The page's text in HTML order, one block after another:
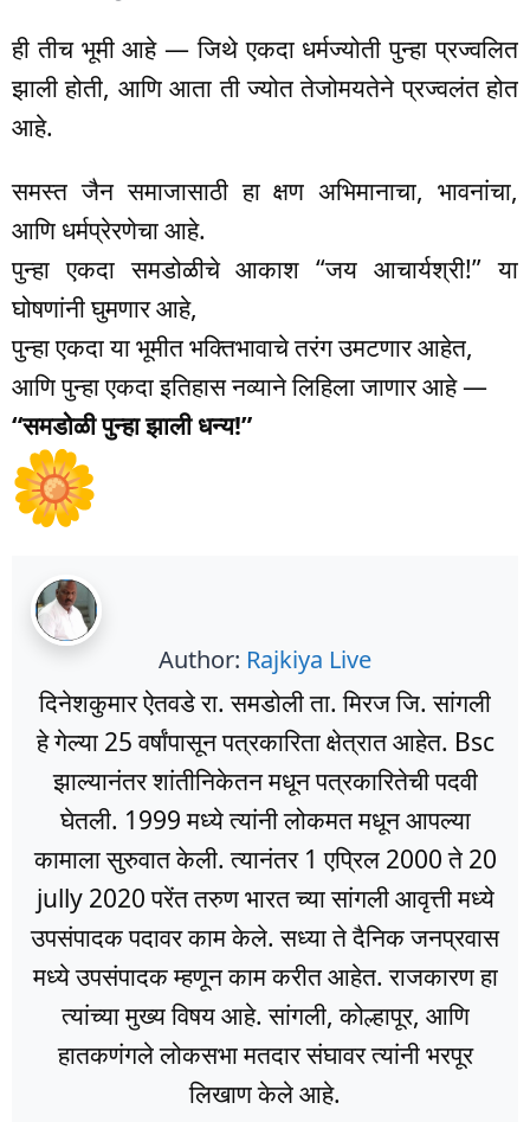
ही तीच भूमी आहे — जिथे एकदा धर्मज्योती पुन्हा प्रज्वलित
झाली होती, आणि आता ती ज्योत तेजोमयतेने प्रज्वलंत होत
आहे.
समस्त जैन समाजासाठी हा क्षण अभिमानाचा, भावनांचा,
आणि धर्मप्रेरणेचा आहे.
पुन्हा एकदा समडोळीचे आकाश “जय आचार्यश्री!” या
घोषणांनी घुमणार आहे,
पुन्हा एकदा या भूमीत भक्तिभावाचे तरंग उमटणार आहेत,
आणि पुन्हा एकदा इतिहास नव्याने लिहिला जाणार आहे —
“समडोळी पुन्हा झाली धन्य!”
Author: Rajkiya Live
दिनेशकुमार ऐतवडे रा. समडोली ता. मिरज जि. सांगली
हे गेल्या 25 वर्षांपासून पत्रकारिता क्षेत्रात आहेत. Bsc
झाल्यानंतर शांतीनिकेतन मधून पत्रकारितेची पदवी
घेतली. 1999 मध्ये त्यांनी लोकमत मधून आपल्या
कामाला सुरुवात केली. त्यानंतर 1 एप्रिल 2000 ते 20
jully 2020 परेंत तरुण भारत च्या सांगली आवृत्ती मध्ये
उपसंपादक पदावर काम केले. सध्या ते दैनिक जनप्रवास
मध्ये उपसंपादक म्हणून काम करीत आहेत. राजकारण हा
त्यांच्या मुख्य विषय आहे. सांगली, कोल्हापूर, आणि
हातकणंगले लोकसभा मतदार संघावर त्यांनी भरपूर
लिखाण केले आहे.